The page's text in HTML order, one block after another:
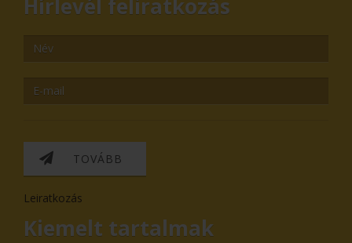
Hírlevél feliratkozás
TOVÁBB
Leiratkozás
Kiemelt tartalmak